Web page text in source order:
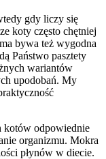
gdy liczy się
koty często chętniej
bywa też wygodna
Państwo pasztety
wariantów
upodobań. My
kotów odpowiednie
organizmu. Mokra
płynów w diecie.